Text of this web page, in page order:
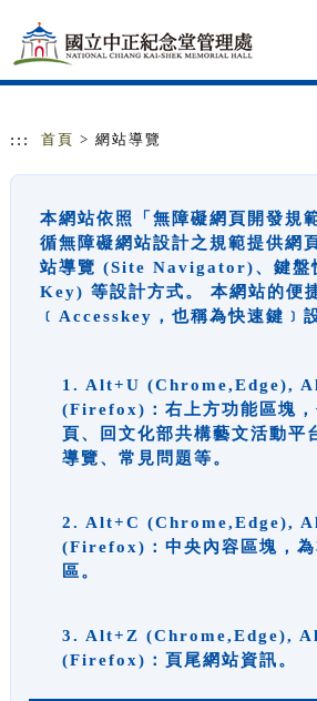
::: 首頁 > 網站導覽
本網站依照「無障礙網頁開發規
循無障礙網站設計之規範提供網
站導覽 (Site Navigator)、鍵盤
Key) 等設計方式。 本網站的便
﹝Accesskey，也稱為快速鍵﹞
1. Alt+U (Chrome,Edge),
(Firefox)：右上方功能區塊，
頁、回文化部共構藝文活動平
導覽、常見問題等。
2. Alt+C (Chrome,Edge),
(Firefox)：中央內容區塊，為
區。
3. Alt+Z (Chrome,Edge),
(Firefox)：頁尾網站資訊。